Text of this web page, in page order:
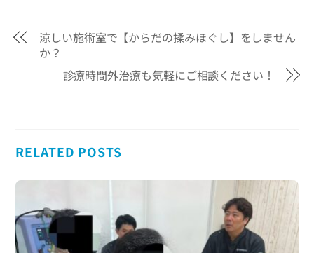
涼しい施術室で【からだの揉みほぐし】をしません
か？
診療時間外治療も気軽にご相談ください！
RELATED POSTS